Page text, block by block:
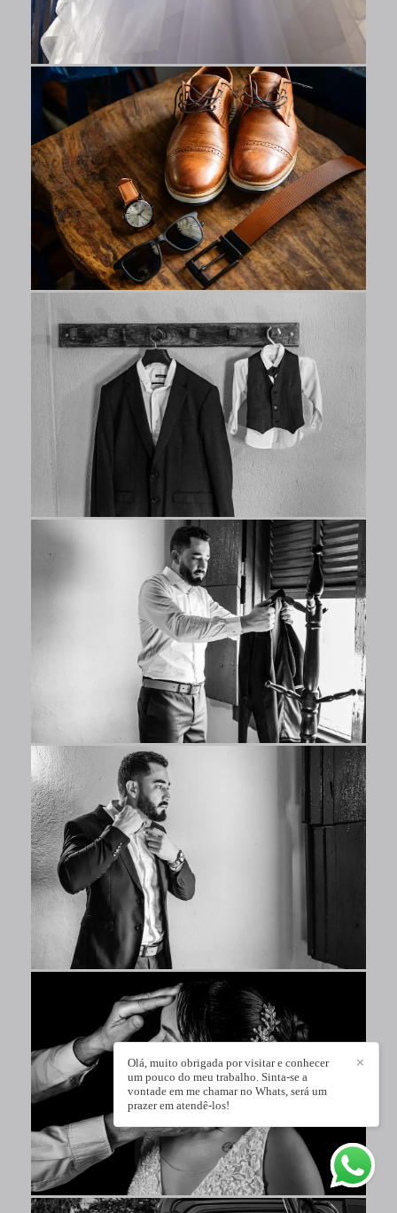
✕
Olá, muito obrigada por visitar e conhecer
um pouco do meu trabalho. Sinta-se a
vontade em me chamar no Whats, será um
prazer em atendê-los!